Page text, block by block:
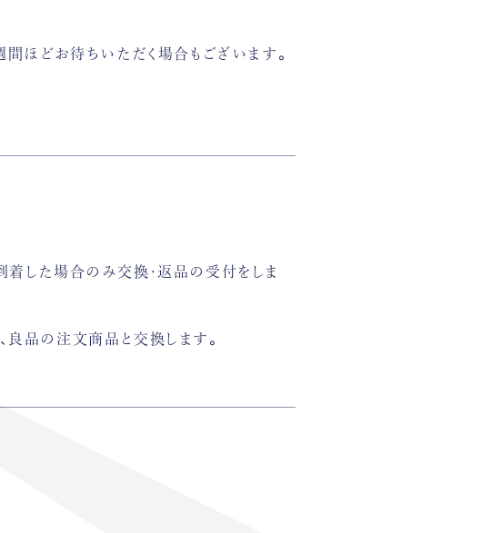
ほどお待ちいただく場合もございます。
した場合のみ交換・返品の受付をしま
品の注文商品と交換します。